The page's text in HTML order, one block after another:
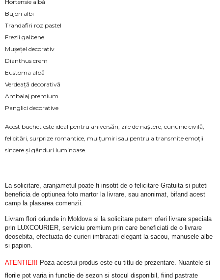
Hortensie albă
Bujori albi
Trandafiri roz pastel
Frezii galbene
Mușețel decorativ
Dianthus crem
Eustoma albă
Verdeață decorativă
Ambalaj premium
Panglici decorative
Acest buchet este ideal pentru aniversări, zile de naștere, cununie civilă,
felicitări, surprize romantice, mulțumiri sau pentru a transmite emoții
sincere și gânduri luminoase.
La solicitare, aranjametul poate fi insotit de o felicitare Gratuita si puteti
beneficia de optiunea foto martor la livrare, sau anonimat, bifand acest
camp la plasarea comenzii.
Livram flori oriunde in Moldova si la solicitare putem oferi livrare speciala
prin LUXCOURIER, serviciu premium prin care beneficiati de o livrare
deosebita, efectuata de curieri imbracati elegant la sacou, manusele albe
si papion.
ATENTIE!!! Poza acestui produs este cu titlu de prezentare. Nuantele si
florile pot varia in functie de sezon si stocul disponibil, fiind pastrate